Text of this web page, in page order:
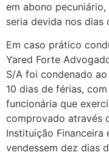
em abono
seria devida nos dias
Em caso prático
Yared Forte
S/A foi condenado
10 dias de férias,
funcionária que
comprovado através
Instituição Financeira
vendessem dez dias